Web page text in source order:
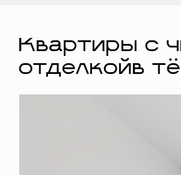
Квартиры с
отделкойв